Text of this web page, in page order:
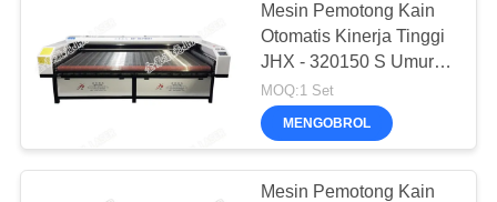
Mesin Pemotong
Sportwear
Sublimasi
14
Mesin Pemotong Kain
Otomatis Kinerja Tinggi
JHX - 320150 S Umur
Panjang
MOQ:1 Set
MENGOBROL
Mesin Pemotong Kain